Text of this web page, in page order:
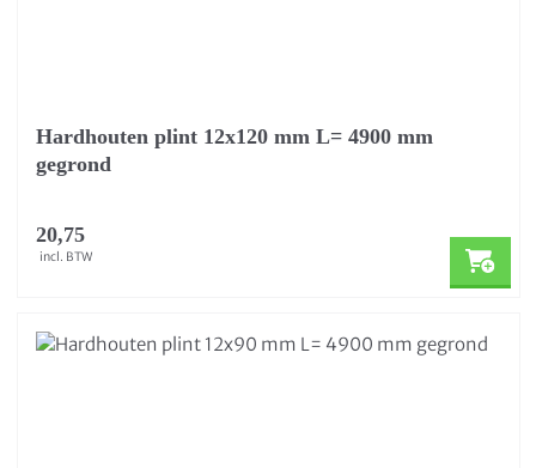
Hardhouten plint 12x120 mm L= 4900 mm
gegrond
20,75
incl. BTW